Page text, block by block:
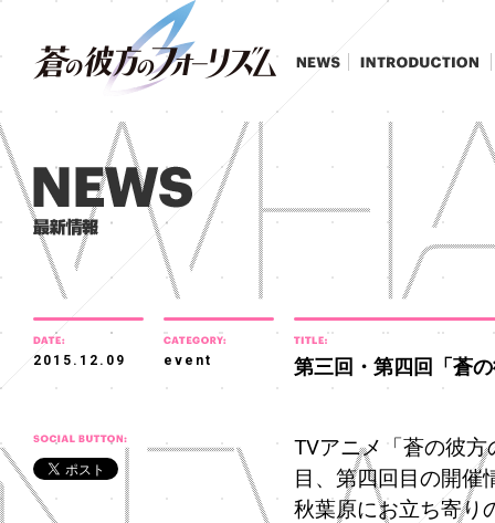
2015.12.09 event 第三回・第四回「蒼
TVアニメ「蒼の彼
目、第四回目の開催
秋葉原にお立ち寄り